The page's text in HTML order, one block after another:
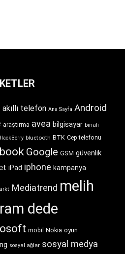
akıllı telefon Ana Sayfa Android
araştırma avea bilgisayar binali
bluetooth BTK Cep telefonu
Google GSM güvenlik
iPad iphone kampanya
Mediatrend melih
dede
mobil Nokia oyun
sosyal ağlar sosyal medya